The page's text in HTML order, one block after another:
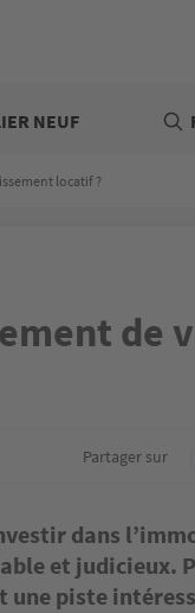
NEUF
locatif ?
de
Partager sur
dans
et judicieux.
piste